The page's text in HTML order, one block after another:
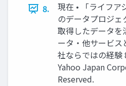
8.
現在 • 「ライフア
のデータプロジェ
取得したデータを
ータ・他サービ
社ならではの経
Yahoo Japan
Reserved.